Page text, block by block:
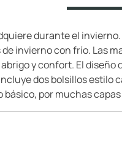
durante el
invierno con frío. Las
y confort. El
dos bolsillos estilo
por muchas